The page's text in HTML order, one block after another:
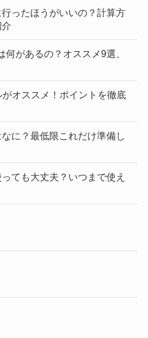
ったほうがいいの？計算方
があるの？オススメ9選、
オススメ！ポイントを徹底
に？最低限これだけ準備し
ても大丈夫？いつまで使え